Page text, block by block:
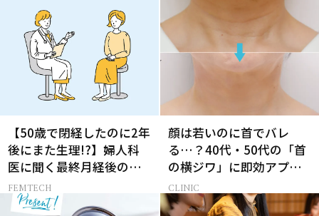
【50歳で閉経したのに2年
後にまた生理!?】婦人科
医に聞く最終月経後の出
血の対処法
FEMTECH
顔は若いのに首でバレ
る…？40代・50代の「首
の横ジワ」に即効アプロ
ーチする最新美容医療と
は
CLINIC